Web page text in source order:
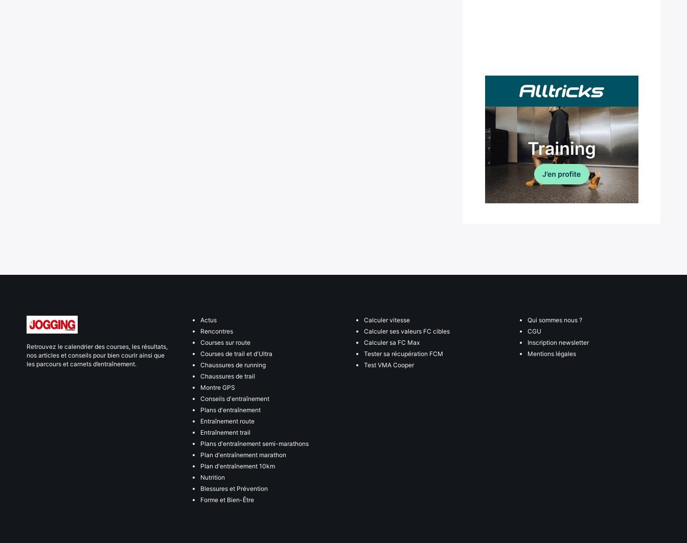
Retrouvez le calendrier des courses, les résultats,
nos articles et conseils pour bien courir ainsi que
les parcours et carnets d’entraînement.
Actus
Rencontres
Courses sur route
Courses de trail et d'Ultra
Chaussures de running
Chaussures de trail
Montre GPS
Conseils d'entraînement
Plans d'entraînement
Entraînement route
Entraînement trail
Plans d'entraînement semi-marathons
Plan d'entraînement marathon
Plan d'entraînement 10km
Nutrition
Blessures et Prévention
Forme et Bien-Être
Calculer vitesse
Calculer ses valeurs FC cibles
Calculer sa FC Max
Tester sa récupération FCM
Test VMA Cooper
Qui sommes nous ?
CGU
Inscription newsletter
Mentions légales